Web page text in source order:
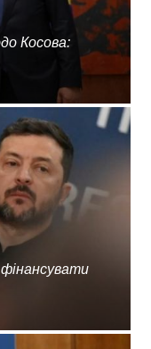
Косова: